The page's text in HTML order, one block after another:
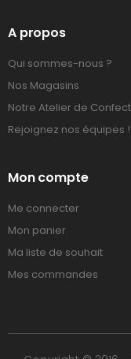
A propos
Qui sommes-nous ?
Nos Magasins
Notre Atelier de
Rejoignez nos équipes !
Mon compte
Me connecter
Mon panier
Ma liste de souhait
Mes commandes